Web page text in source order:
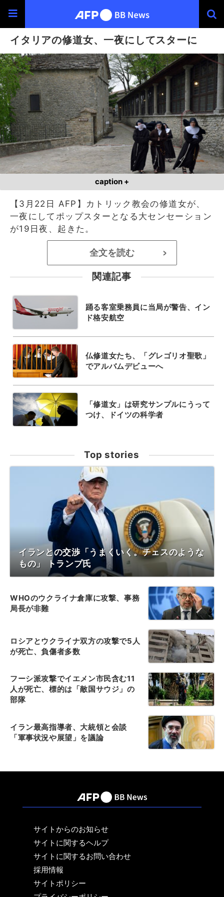
イタリアの修道女、一夜にしてスターに
caption +
【3月22日 AFP】カトリック教会の修道女が、
一夜にしてポップスターとなる大センセーション
が19日夜、起きた。
全文を読む >
関連記事
踊る客室乗務員に当局が警告、イン
ド格安航空
仏修道女たち、「グレゴリオ聖歌」
でアルバムデビューへ
「修道女」は研究サンプルにうって
つけ、ドイツの科学者
Top stories
イランとの交渉「うまくいく。チェスのような
もの」 トランプ氏
WHOのウクライナ倉庫に攻撃、事務
局長が非難
ロシアとウクライナ双方の攻撃で5人
が死亡、負傷者多数
フーシ派攻撃でイエメン市民含む11
人が死亡、標的は「敵国サウジ」の
部隊
イラン最高指導者、大統領と会談
「軍事状況や展望」を議論
サイトからのお知らせ
サイトに関するヘルプ
サイトに関するお問い合わせ
採用情報
サイトポリシー